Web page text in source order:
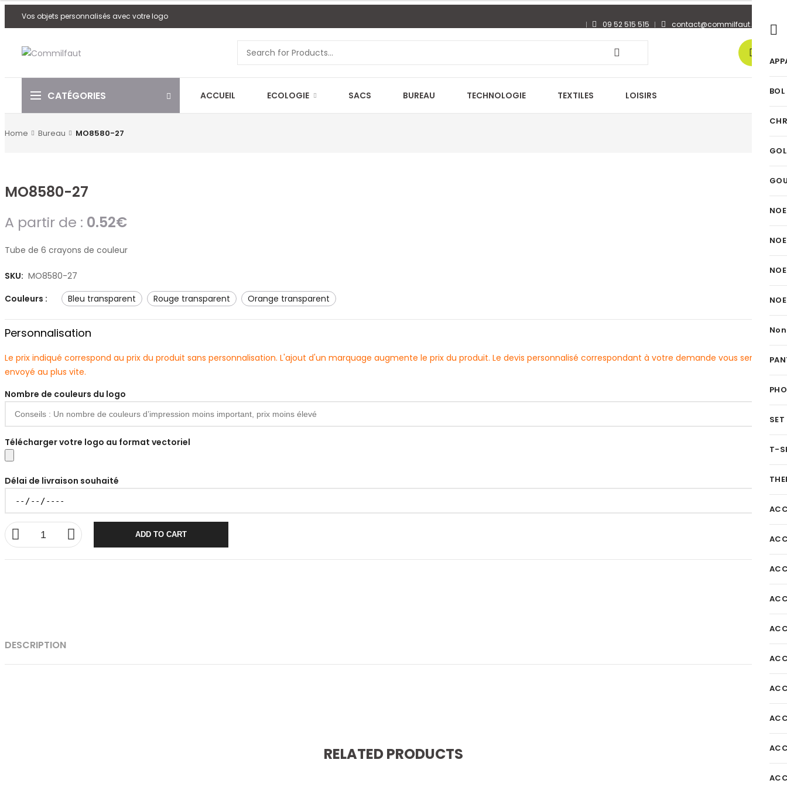
Vos objets personnalisés avec votre logo
09 52 515 515
contact@commilfaut.fr
CATÉGORIES ACCUEIL ECOLOGIE SACS BUREAU TECHNOLOGIE TEXTILES LOISIRS
Home Bureau MO8580-27
MO8580-27
A partir de : 0.52€
Tube de 6 crayons de couleur
SKU: MO8580-27
Couleurs :
bleu transparent rouge transparent orange transparent
Personnalisation
Le prix indiqué correspond au prix du produit sans personnalisation. L'ajout d'un marquage augmente le prix du produit. Le devis personnalisé correspondant à votre demande vous sera
envoyé au plus vite.
Nombre de couleurs du logo
Télécharger votre logo au format vectoriel
Délai de livraison souhaité
ADD TO CART
DESCRIPTION
RELATED PRODUCTS
BOL
T-